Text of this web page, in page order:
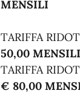
MENSILI
TARIFFA
50,00 MENSILI
TARIFFA
€ 80,00